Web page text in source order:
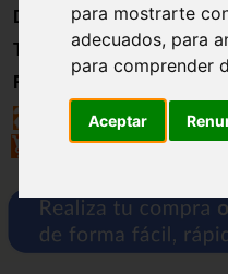
para mostrarte
adecuados, para
para comprender
Aceptar
Directorio
Trabajo
Registro